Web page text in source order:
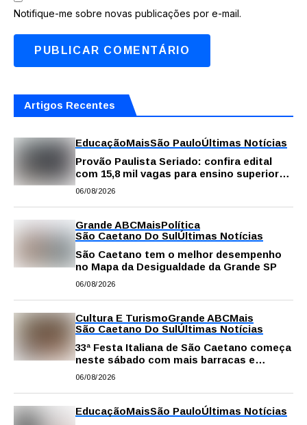
Notifique-me sobre novas publicações por e-mail.
Artigos Recentes
EducaçãoMaisSão PauloÚltimas Notícias
Provão Paulista Seriado: confira edital
com 15,8 mil vagas para ensino superior
público
06/08/2026
Grande ABCMaisPolítica
São Caetano Do SulÚltimas Notícias
São Caetano tem o melhor desempenho
no Mapa da Desigualdade da Grande SP
06/08/2026
Cultura E TurismoGrande ABCMais
São Caetano Do SulÚltimas Notícias
33ª Festa Italiana de São Caetano começa
neste sábado com mais barracas e
novidades em decoração e atrações
06/08/2026
EducaçãoMaisSão PauloÚltimas Notícias